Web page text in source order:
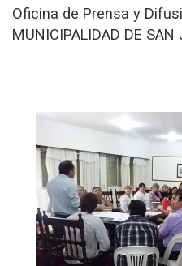
Oficina de Prensa y
MUNICIPALIDAD DE SAN